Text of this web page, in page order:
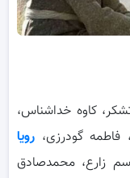
کاوه خداشناس،
فاطمه گودرزی، رویا
زارع، محمدصادق